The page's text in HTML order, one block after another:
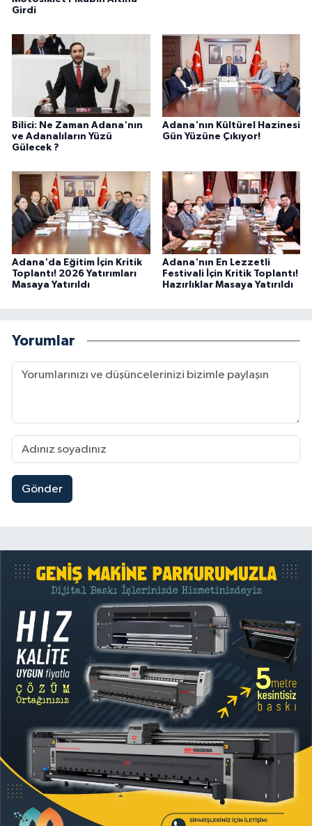
Girdi
Bilici: Ne Zaman Adana'nın
ve Adanalıların Yüzü
Gülecek ?
Adana'nın Kültürel Hazinesi
Gün Yüzüne Çıkıyor!
Adana'da Eğitim İçin Kritik
Toplantı! 2026 Yatırımları
Masaya Yatırıldı
Adana'nın En Lezzetli
Festivali İçin Kritik Toplantı!
Hazırlıklar Masaya Yatırıldı
Yorumlar
Gönder